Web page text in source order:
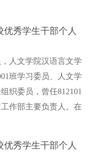
优秀学生干部个人
人文学院汉语言文学
班学习委员、人文学
织委员，曾任812101
作部主要负责人。在
优秀学生干部个人